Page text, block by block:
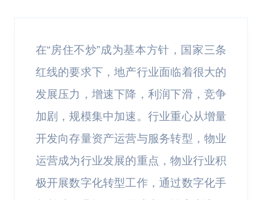
在“房住不炒”成为基本方针，国家三条
红线的要求下，地产行业面临着很大的
发展压力，增速下降，利润下滑，竞争
加剧，规模集中加速。行业重心从增量
开发向存量资产运营与服务转型，物业
运营成为行业发展的重点，物业行业积
极开展数字化转型工作，通过数字化手